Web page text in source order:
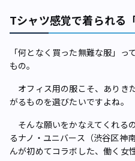
Tシャツ感覚で着られる
「何となく買った無難な服」
もの。
オフィス用の服こそ、ありき
がるものを選びたいですよね。
そんな願いをかなえてくれる
るナノ・ユニバース（渋谷区神
んが初めてコラボした、働く女